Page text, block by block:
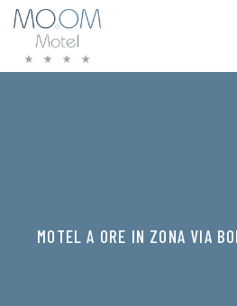
MOTEL A ORE IN ZONA VIA